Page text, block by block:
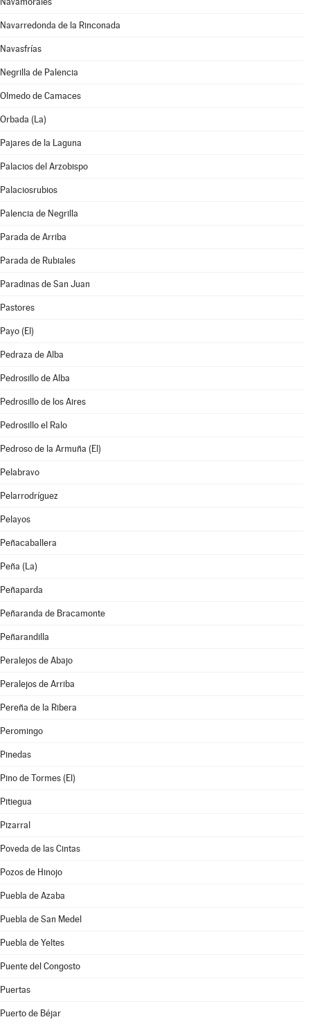
Navarredonda de la Rinconada
Navasfrías
Negrilla de Palencia
Olmedo de Camaces
Orbada (La)
Pajares de la Laguna
Palacios del Arzobispo
Palaciosrubios
Palencia de Negrilla
Parada de Arriba
Parada de Rubiales
Paradinas de San Juan
Pastores
Payo (El)
Pedraza de Alba
Pedrosillo de Alba
Pedrosillo de los Aires
Pedrosillo el Ralo
Pedroso de la Armuña (El)
Pelabravo
Pelarrodríguez
Pelayos
Peñacaballera
Peña (La)
Peñaparda
Peñaranda de Bracamonte
Peñarandilla
Peralejos de Abajo
Peralejos de Arriba
Pereña de la Ribera
Peromingo
Pinedas
Pino de Tormes (El)
Pitiegua
Pizarral
Poveda de las Cintas
Pozos de Hinojo
Puebla de Azaba
Puebla de San Medel
Puebla de Yeltes
Puente del Congosto
Puertas
Puerto de Béjar